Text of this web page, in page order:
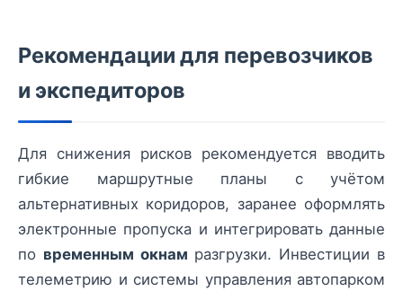
Рекомендации для перевозчиков
и экспедиторов
Для снижения рисков рекомендуется вводить
гибкие маршрутные планы с учётом
альтернативных коридоров, заранее оформлять
электронные пропуска и интегрировать данные
по временным окнам разгрузки. Инвестиции в
телеметрию и системы управления автопарком